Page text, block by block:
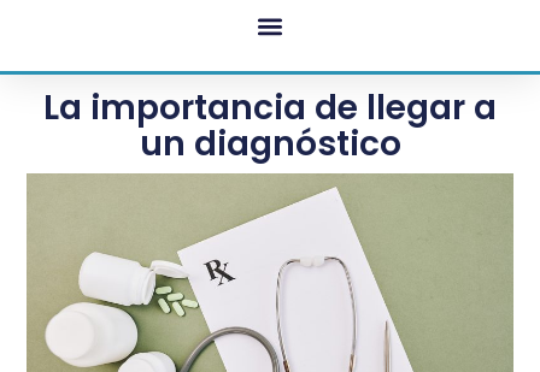
La importancia de llegar a
un diagnóstico